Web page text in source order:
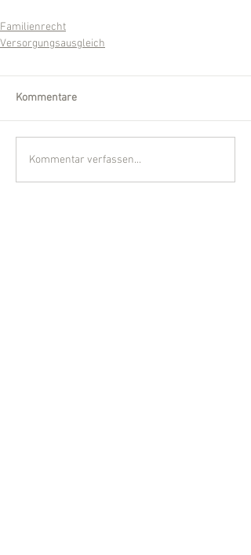
Familienrecht
Versorgungsausgleich
Kommentare
Kommentar verfassen...